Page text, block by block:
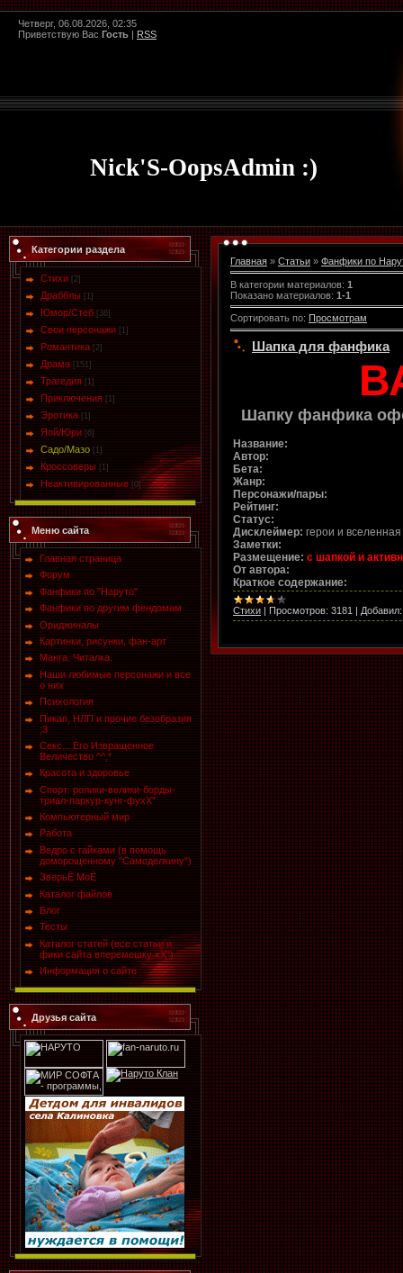
Четверг, 06.08.2026, 02:35
Приветствую Вас Гость | RSS
Nick'S-OopsAdmin :)
Категории раздела
Стихи [2]
Драбблы [1]
Юмор/Стеб [36]
Свои персонажи [1]
Романтика [2]
Драма [151]
Трагедия [1]
Приключения [1]
Эротика [1]
Яой/Юри [6]
Садо/Мазо [1]
Кроссоверы [1]
Неактивированные [0]
Меню сайта
Главная страница
Форум
Фанфики по "Наруто"
Фанфики по другим фендомам
Ориджиналы
Картинки, рисунки, фан-арт
Манга. Читалка.
Наши любимые персонажи и все
о них
Психология
Пикап, НЛП и прочие безобразия
;3
Секс... Его Извращенное
Величество ^^,*
Красота и здоровье
Спорт: ролики-велики-борды-
триал-паркур-кунг-фухХ"
Компьютерный мир
Работа
Ведро с гайками (в помощь
доморощенному "Самоделкину")
ЗверьЁ МоЁ
Каталог файлов
Блог
Тесты
Каталог статей (все статьи и
фики сайта вперемешку хХ")
Информация о сайте
Друзья сайта
Главная » Статьи » Фанфики по
В категории материалов: 1
Показано материалов: 1-1
Сортировать по: Просмотрам
Шапка для фанфика
Шапку фанфика
Название:
Автор:
Бета:
Жанр:
Персонажи/пары:
Рейтинг:
Статус:
Дисклеймер: герои и
Заметки:
Размещение: с шапкой и
От автора:
Краткое содержание:
Стихи | Просмотров: 3181 | Добавил: